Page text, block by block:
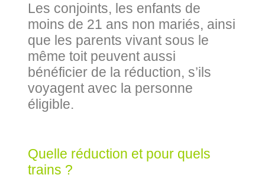
Les conjoints, les enfants de
moins de 21 ans non mariés, ainsi
que les parents vivant sous le
même toit peuvent aussi
bénéficier de la réduction, s’ils
voyagent avec la personne
éligible.
Quelle réduction et pour quels
trains ?